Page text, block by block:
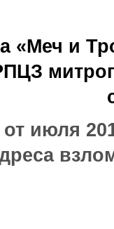
«Меч и
июля